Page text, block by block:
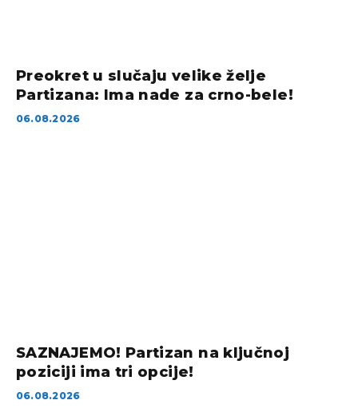
Preokret u slučaju velike želje
Partizana: Ima nade za crno-bele!
06.08.2026
SAZNAJEMO! Partizan na ključnoj
poziciji ima tri opcije!
06.08.2026